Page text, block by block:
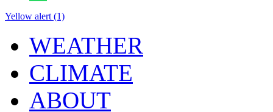
Yellow alert (1)
WEATHER
CLIMATE
ABOUT